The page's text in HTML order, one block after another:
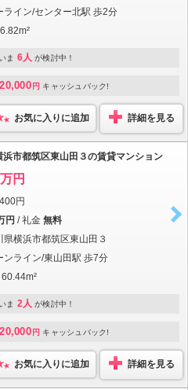
ライン/センター北駅 歩2分
ま 6人 が検討中！
20,000 円 キャッシュバック!
お気に入りに追加 詳細を見る
浜市都筑区東山田３の賃貸マンション
円
円
円 / 礼金 無料
県横浜市都筑区東山田３
ンライン/東山田駅 歩7分
ま 2人 が検討中！
20,000 円 キャッシュバック!
お気に入りに追加 詳細を見る